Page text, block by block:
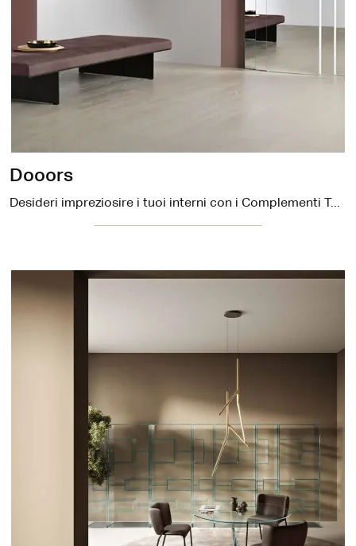
Dooors
Desideri impreziosire i tuoi interni con i Complementi Tonelli? Eccoti molteplici modelli di specchi senza cornice come Dooors.